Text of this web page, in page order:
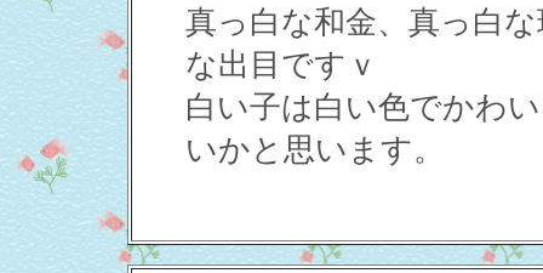
真っ白な和金、真っ白
な出目ですｖ
白い子は白い色でかわ
いかと思います。